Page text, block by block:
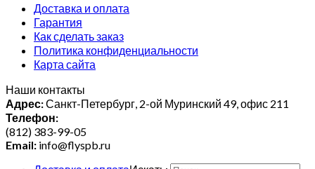
Доставка и оплата
Гарантия
Как сделать заказ
Политика конфиденциальности
Карта сайта
Наши контакты
Адрес:Санкт-Петербург, 2-ой Муринский 49, офис 211
Телефон:
(812) 383-99-05
Email: info@flyspb.ru